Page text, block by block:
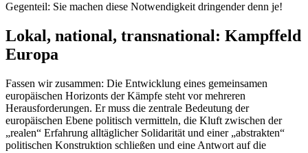
Gegenteil: Sie machen diese Notwendigkeit dringender denn je!
Lokal, national, transnational: Kampffeld
Europa
Fassen wir zusammen: Die Entwicklung eines gemeinsamen
europäischen Horizonts der Kämpfe steht vor mehreren
Herausforderungen. Er muss die zentrale Bedeutung der
europäischen Ebene politisch vermitteln, die Kluft zwischen der
„realen“ Erfahrung alltäglicher Solidarität und einer „abstrakten“
politischen Konstruktion schließen und eine Antwort auf die